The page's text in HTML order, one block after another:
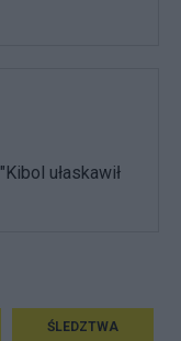
ułaskawił
ŚLEDZTWA